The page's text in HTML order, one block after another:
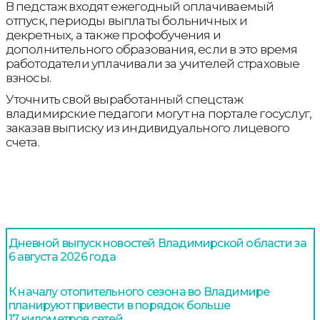
В педстаж входят ежегодный оплачиваемый
отпуск, периоды выплаты больничных и
декретных, а также профобучения и
дополнительного образования, если в это время
работодатели уплачивали за учителей страховые
взносы.
Уточнить свой выработанный спецстаж
владимирские педагоги могут на портале госуслуг,
заказав выписку из индивидуального лицевого
счета.
Дневной выпуск новостей Владимирской области за
6 августа 2026 года
К началу отопительного сезона во Владимире
планируют привести в порядок больше